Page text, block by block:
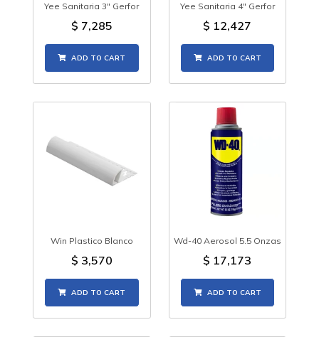
Yee Sanitaria 3" Gerfor
$ 7,285
ADD TO CART
Yee Sanitaria 4" Gerfor
$ 12,427
ADD TO CART
Win Plastico Blanco
$ 3,570
ADD TO CART
Wd-40 Aerosol 5.5 Onzas
$ 17,173
ADD TO CART